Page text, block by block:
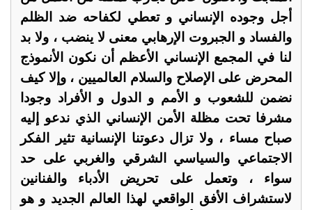
أجل وجوده الإنساني و تعطي لكفاحه ضد الظلم
والفساد و الجبروت الإرهابي معنى لا ينضب ، ولا بد
لنا في المجمع الإنساني الأعظم أن نكون الأنموذج
المحرض على الإصلاح والسلام العالميين ، وإلا كيف
نضمن للشعوب و الأمم و الدول و الأفراد وجودا
مشرفا تحت مظلة الأمن الإنساني الذي ندعو إليه
صباح مساء ، ولا تزال دعوتنا الإنسانية تثير الفكر
الاجتماعي والسياسي الشرقي والغربي على حد
سواء ، وتعمل على تحريض الأدباء والفنانين
لاستشراف الأفق الواقعي لهذا العالم الجديد و هو